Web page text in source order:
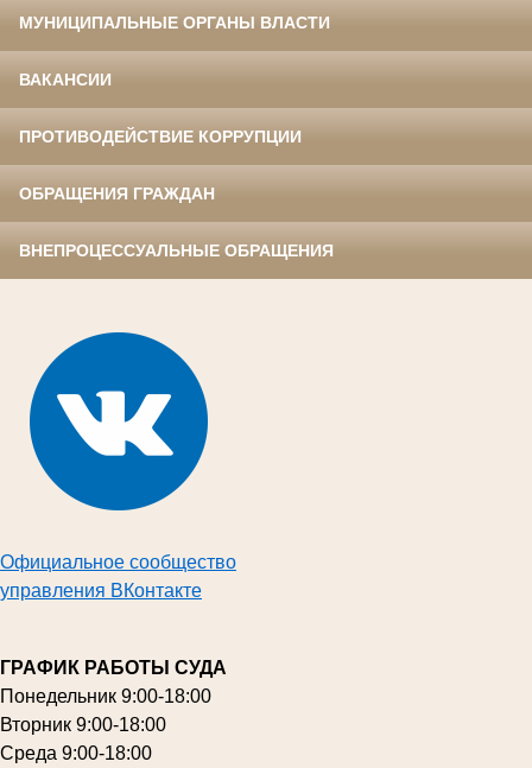
МУНИЦИПАЛЬНЫЕ ОРГАНЫ ВЛАСТИ
ВАКАНСИИ
ПРОТИВОДЕЙСТВИЕ КОРРУПЦИИ
ОБРАЩЕНИЯ ГРАЖДАН
ВНЕПРОЦЕССУАЛЬНЫЕ ОБРАЩЕНИЯ
Официальное сообщество
управления ВКонтакте
ГРАФИК РАБОТЫ СУДА
Понедельник 9:00-18:00
Вторник 9:00-18:00
Среда 9:00-18:00